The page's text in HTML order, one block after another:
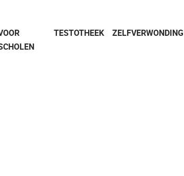
TESTOTHEEK ZELFVERWONDING